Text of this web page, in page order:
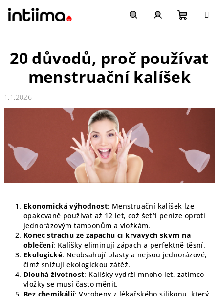
obsah
košík
20 důvodů, proč používat
menstruační kalíšek
1.1.2026
Ekonomická výhodnost: Menstruační kalíšek lze
opakovaně používat až 12 let, což šetří peníze oproti
jednorázovým tamponům a vložkám.
Konec strachu ze zápachu či krvavých skvrn na
oblečení: Kalíšky eliminují zápach a perfektně těsní.
Ekologické: Neobsahují plasty a nejsou jednorázové,
čímž snižují ekologickou zátěž.
Dlouhá životnost: Kalíšky vydrží mnoho let, zatímco
vložky se musí často měnit.
Bez chemikálií: Vyrobeny z lékařského silikonu, který